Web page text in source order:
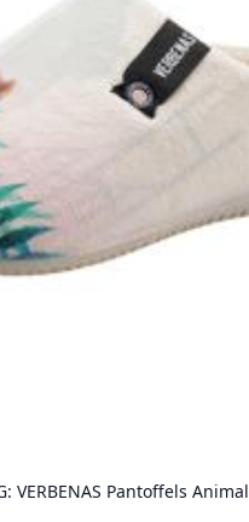
VERBENAS Pantoffels Animal